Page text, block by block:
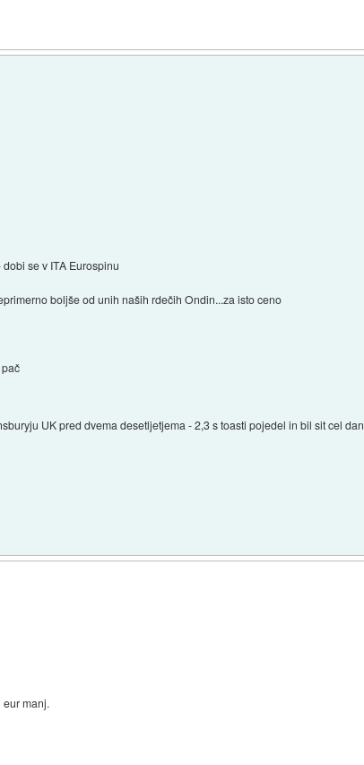
se v ITA Eurospinu
boljše od unih naših rdečih Ondin...za isto ceno
UK pred dvema desetljetjema - 2,3 s toasti pojedel in bil sit cel dan
manj.